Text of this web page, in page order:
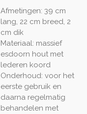
Afmetingen: 39 cm
lang, 22 cm breed, 2
cm dik
Materiaal: massief
esdoorn hout met
lederen koord
Onderhoud: voor het
eerste gebruik en
daarna regelmatig
behandelen met